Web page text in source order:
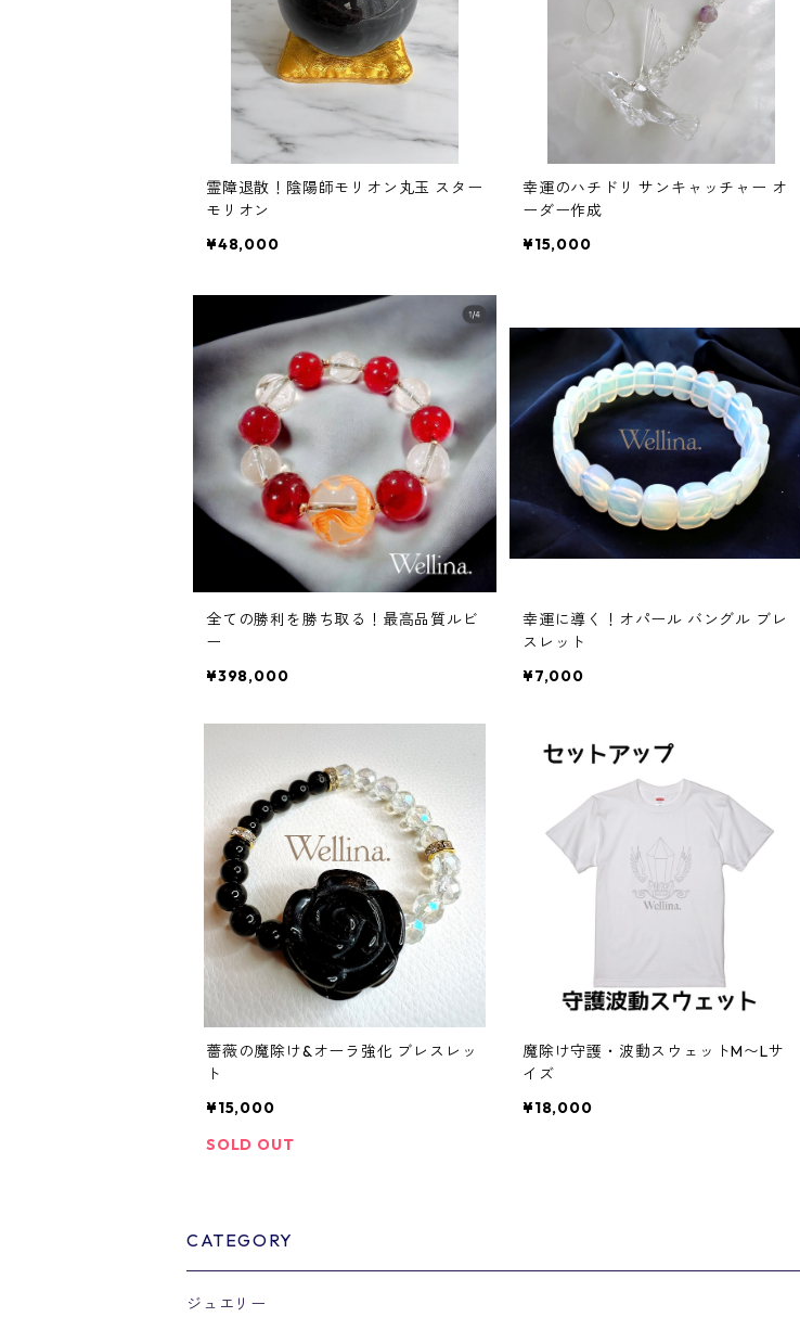
霊障退散！陰陽師モリオン丸玉 スター
モリオン
¥48,000
幸運のハチドリ サンキャッチャー オ
ーダー作成
¥15,000
全ての勝利を勝ち取る！最高品質ルビ
ー
¥398,000
幸運に導く！オパール バングル ブレ
スレット
¥7,000
薔薇の魔除け&オーラ強化 ブレスレッ
ト
¥15,000
SOLD OUT
魔除け守護・波動スウェットM〜Lサ
イズ
¥18,000
CATEGORY
ジュエリー